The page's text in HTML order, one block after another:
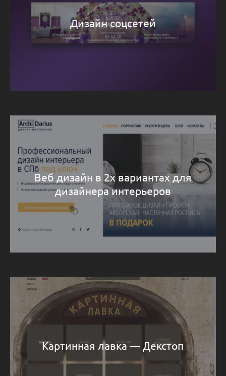
Дизайн соцсетей
Веб дизайн в 2х вариантах для
дизайнера интерьеров
Картинная лавка — Декстоп